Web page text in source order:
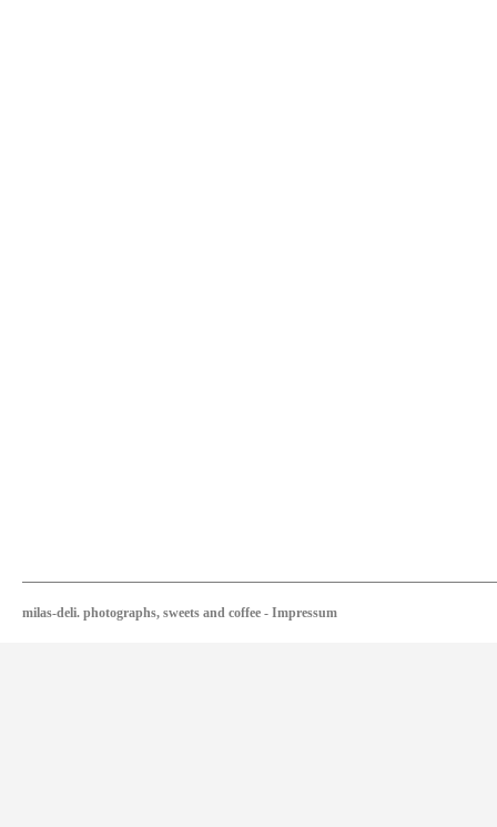
milas-deli. photographs, sweets and coffee - Impressum